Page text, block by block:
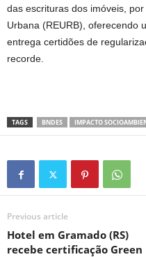
das escrituras dos imóveis,
Urbana (REURB), oferecendo
entrega certidões de
recorde.
TAGS BNDES IMPACTO
Previous article
Hotel em Gramado (RS)
recebe certificação Green